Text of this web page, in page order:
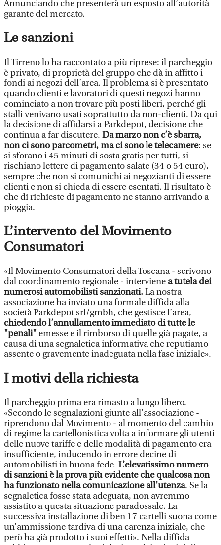
Annunciando che presenterà un esposto all’autorità
garante del mercato.
Le sanzioni
Il Tirreno lo ha raccontato a più riprese: il parcheggio
è privato, di proprietà del gruppo che dà in affitto i
fondi ai negozi dell’area. Il problema si è presentato
quando clienti e lavoratori di questi negozi hanno
cominciato a non trovare più posti liberi, perché gli
stalli venivano usati soprattutto da non-clienti. Da qui
la decisione di affidarsi a Parkdepot, decisione che
continua a far discutere. Da marzo non c’è sbarra,
non ci sono parcometri, ma ci sono le telecamere: se
si sforano i 45 minuti di sosta gratis per tutti, si
rischiano lettere di pagamento salate (34 o 54 euro),
sempre che non si comunichi ai negozianti di essere
clienti e non si chieda di essere esentati. Il risultato è
che di richieste di pagamento ne stanno arrivando a
pioggia.
L’intervento del Movimento
Consumatori
«Il Movimento Consumatori della Toscana - scrivono
dal coordinamento regionale - interviene a tutela dei
numerosi automobilisti sanzionati.La nostra
associazione ha inviato una formale diffida alla
società Parkdepot srl/gmbh, che gestisce l’area,
chiedendo l’annullamento immediato di tutte le
"penali" emesse e il rimborso di quelle già pagate, a
causa di una segnaletica informativa che reputiamo
assente o gravemente inadeguata nella fase iniziale».
I motivi della richiesta
Il parcheggio prima era rimasto a lungo libero.
«Secondo le segnalazioni giunte all’associazione -
riprendono dal Movimento - al momento del cambio
di regime la cartellonistica volta a informare gli utenti
delle nuove tariffe e delle modalità di pagamento era
insufficiente, inducendo in errore decine di
automobilisti in buona fede. L’elevatissimo numero
di sanzioni è la prova più evidente che qualcosa non
ha funzionato nella comunicazione all’utenza. Se la
segnaletica fosse stata adeguata, non avremmo
assistito a questa situazione paradossale. La
successiva installazione di ben 17 cartelli suona come
un’ammissione tardiva di una carenza iniziale, che
però ha già prodotto i suoi effetti». Nella diffida